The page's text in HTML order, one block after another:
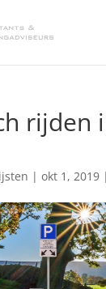
rijden
| okt 1, 2019|